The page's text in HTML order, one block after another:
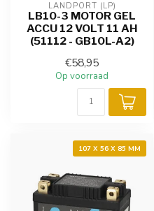
LANDPORT (LP)
LB10-3 MOTOR GEL
ACCU 12 VOLT 11 AH
(51112 - GB10L-A2)
€58,95
Op voorraad
107 X 56 X 85 MM